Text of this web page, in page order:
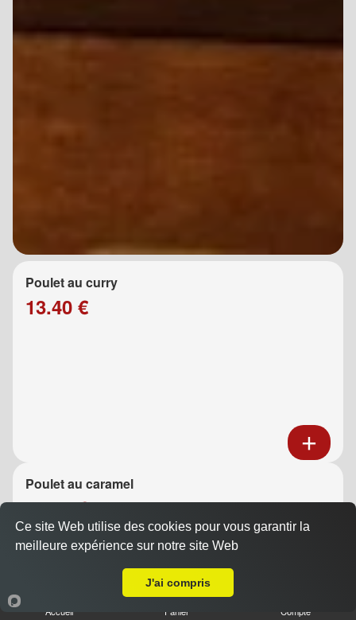
Poulet au curry
13.40 €
Poulet au caramel
13.40 €
Accueil Panier Compte
Ce site Web utilise des cookies pour vous garantir la
meilleure expérience sur notre site Web
J'ai compris